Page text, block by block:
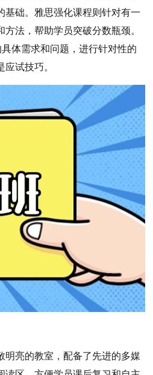
基础。雅思强化课程则针对有一
法，帮助学员突破分数瓶颈。
体需求和问题，进行针对性的
试技巧。
明亮的教室，配备了先进的多媒